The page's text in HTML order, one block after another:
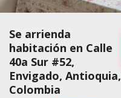
Se arrienda
habitación en Calle
40a Sur #52,
Envigado, Antioquia,
Colombia